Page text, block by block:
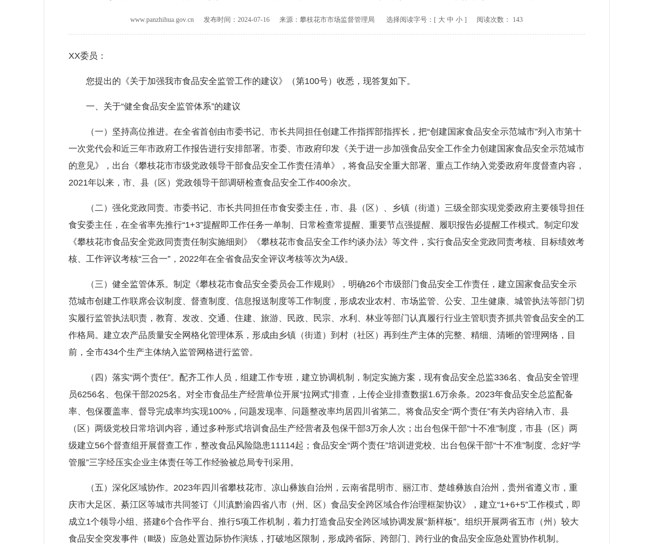
www.panzhihua.gov.cn 发布时间： 2024-07-16 来源： 攀枝花市市场监督管理局 选择阅读字号：[ 大 中 小 ] 阅读次数： 143
XX委员：
您提出的《关于加强我市食品安全监管工作的建议》（第100号）收悉，现答复如下。
一、关于“健全食品安全监管体系”的建议
（一）坚持高位推进。在全省首创由市委书记、市长共同担任创建工作指挥部指挥长，把“创建国家食品安全示范城市”列入市第十
一次党代会和近三年市政府工作报告进行安排部署。市委、市政府印发《关于进一步加强食品安全工作全力创建国家食品安全示范城市
的意见》，出台《攀枝花市市级党政领导干部食品安全工作责任清单》，将食品安全重大部署、重点工作纳入党委政府年度督查内容，
2021年以来，市、县（区）党政领导干部调研检查食品安全工作400余次。
（二）强化党政同责。市委书记、市长共同担任市食安委主任，市、县（区）、乡镇（街道）三级全部实现党委政府主要领导担任
食安委主任，在全省率先推行“1+3”提醒即工作任务一单制、日常检查常提醒、重要节点强提醒、履职报告必提醒工作模式。制定印发
《攀枝花市食品安全党政同责责任制实施细则》《攀枝花市食品安全工作约谈办法》等文件，实行食品安全党政同责考核、目标绩效考
核、工作评议考核“三合一”，2022年在全省食品安全评议考核等次为A级。
（三）健全监管体系。制定《攀枝花市食品安全委员会工作规则》，明确26个市级部门食品安全工作责任，建立国家食品安全示
范城市创建工作联席会议制度、督查制度、信息报送制度等工作制度，形成农业农村、市场监管、公安、卫生健康、城管执法等部门切
实履行监管执法职责，教育、发改、交通、住建、旅游、民政、民宗、水利、林业等部门认真履行行业主管职责齐抓共管食品安全的工
作格局。建立农产品质量安全网格化管理体系，形成由乡镇（街道）到村（社区）再到生产主体的完整、精细、清晰的管理网络，目
前，全市434个生产主体纳入监管网格进行监管。
（四）落实“两个责任”。配齐工作人员，组建工作专班，建立协调机制，制定实施方案，现有食品安全总监336名、食品安全管理
员6256名、包保干部2025名。对全市食品生产经营单位开展“拉网式”排查，上传企业排查数据1.6万余条。2023年食品安全总监配备
率、包保覆盖率、督导完成率均实现100%，问题发现率、问题整改率均居四川省第二。将食品安全“两个责任”有关内容纳入市、县
（区）两级党校日常培训内容，通过多种形式培训食品生产经营者及包保干部3万余人次；出台包保干部“十不准”制度，市县（区）两
级建立56个督查组开展督查工作，整改食品风险隐患11114起；食品安全“两个责任”培训进党校、出台包保干部“十不准”制度、念好“学
管服”三字经压实企业主体责任等工作经验被总局专刊采用。
（五）深化区域协作。2023年四川省攀枝花市、凉山彝族自治州，云南省昆明市、丽江市、楚雄彝族自治州，贵州省遵义市，重
庆市大足区、綦江区等城市共同签订《川滇黔渝四省八市（州、区）食品安全跨区域合作治理框架协议》，建立“1+6+5”工作模式，即
成立1个领导小组、搭建6个合作平台、推行5项工作机制，着力打造食品安全跨区域协调发展“新样板”。组织开展两省五市（州）较大
食品安全突发事件（Ⅲ级）应急处置边际协作演练，打破地区限制，形成跨省际、跨部门、跨行业的食品安全应急处置协作机制。